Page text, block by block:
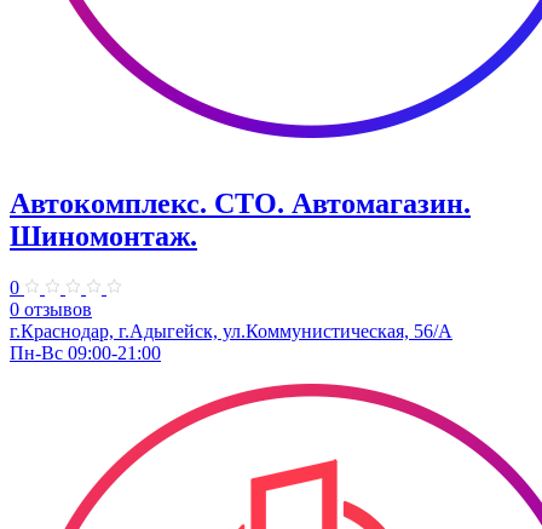
Автокомплекс. СТО. Автомагазин.
Шиномонтаж.
0
0 отзывов
г.Краснодар, г.Адыгейск, ул.Коммунистическая, 56/А
Пн-Вс 09:00-21:00